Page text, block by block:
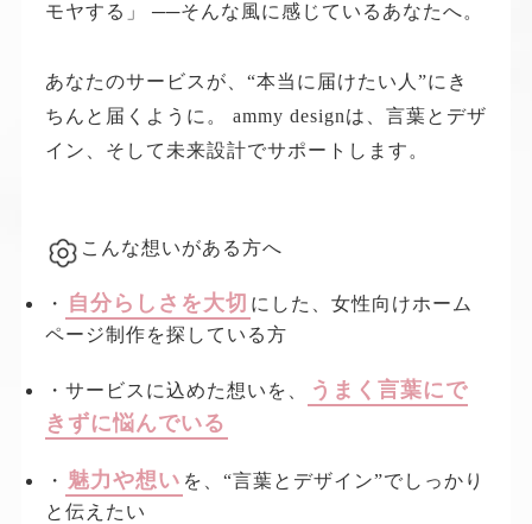
モヤする」
──そんな風に感じているあなたへ。
あなたのサービスが、“本当に届けたい人”にき
ちんと届くように。
ammy designは、言葉とデザ
イン、そして未来設計でサポートします。
こんな想いがある方へ
・ 自分らしさを大切 にした、女性向けホーム
ページ制作を探している方
・サービスに込めた想いを、
うまく言葉にで
きずに悩んでいる
・ 魅力や想い を、“言葉とデザイン”でしっかり
と伝えたい